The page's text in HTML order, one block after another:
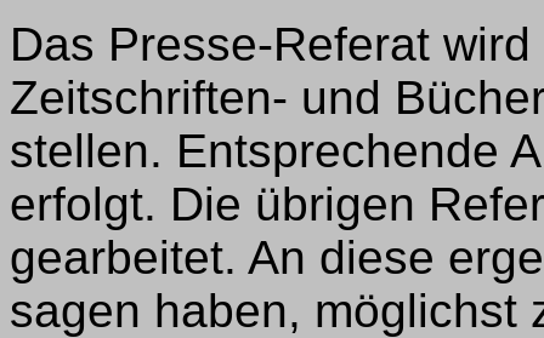
Das Presse-Referat
Zeitschriften- und
stellen. Entsprechende
erfolgt. Die übrigen
gearbeitet. An diese
sagen haben, möglichst